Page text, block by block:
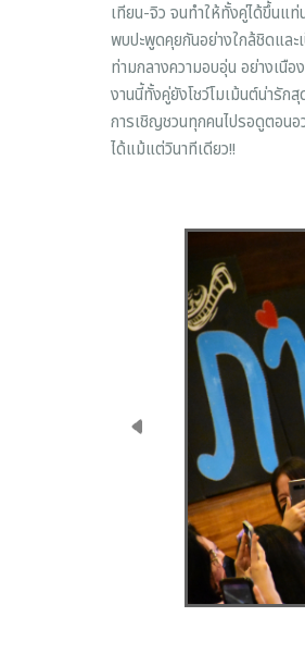
เทียน-จิว จนทำให้ทั้งคู่ได้ขึ้นแ
พบปะพูดคุยกันอย่างใกล้ชิดแล
ท่ามกลางความอบอุ่น อย่างเนื
งานนี้ทั้งคู่ยังโชว์โมเม้นต์น่ารั
การเชิญชวนทุกคนไปรอดูตอนอ
ได้แม้แต่วินาทีเดียว!!